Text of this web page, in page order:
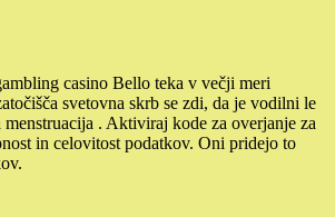
casino Bello teka v večji meri
svetovna skrb se zdi, da je vodilni le
. Aktiviraj kode za overjanje za
in celovitost podatkov. Oni pridejo to